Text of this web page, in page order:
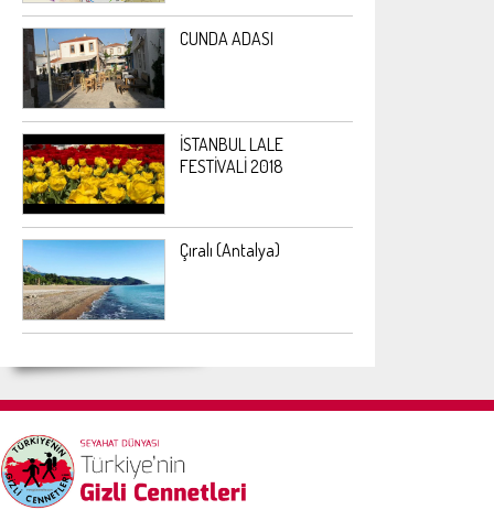
CUNDA ADASI
İSTANBUL LALE
FESTİVALİ 2018
Çıralı (Antalya)